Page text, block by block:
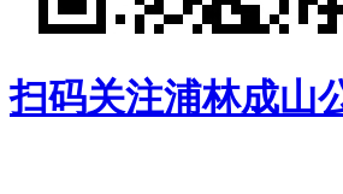
扫码关注浦林成山